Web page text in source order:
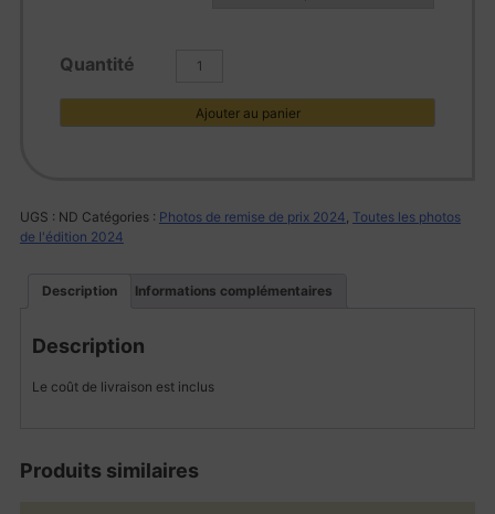
quantité
L1006161
Ajouter au panier
UGS : ND Catégories : Photos de remise de prix 2024, Toutes les photos
de l'édition 2024
Description Informations complémentaires
Description
Le coût de livraison est inclus
Produits similaires